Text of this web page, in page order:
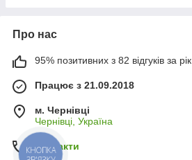
Про нас
95% позитивних з 82 відгуків за рік
Працює з 21.09.2018
м. Чернівці
Чернівці, Україна
Контакти
КНОПКА